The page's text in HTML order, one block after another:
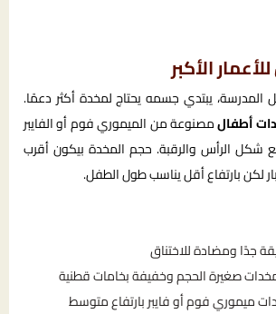
الأكبر
المدرسة، يبتدي جسمه يحتاج لمخدة أكثر دعمًا.
أطفالمصنوعة من الميموري فوم أو الفايبر
شكل الرأس والرقبة. حجم المخدة بيكون أقرب
لكن بارتفاع أقل يناسب طول الطفل.
جدًا ومضادة للاختناق
مخدات صغيرة الحجم وخفيفة بخامات قطنية
ميموري فوم أو فايبر بارتفاع متوسط